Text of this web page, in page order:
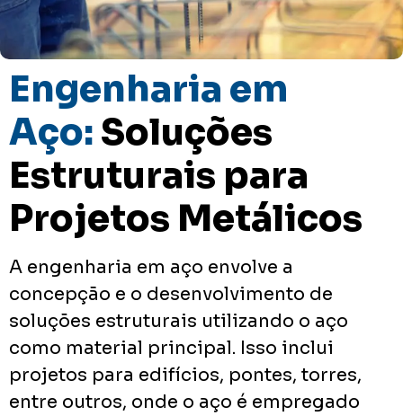
Engenharia em
Aço:Soluções
Estruturais para
Projetos Metálicos
A engenharia em aço envolve a
concepção e o desenvolvimento de
soluções estruturais utilizando o aço
como material principal. Isso inclui
projetos para edifícios, pontes, torres,
entre outros, onde o aço é empregado